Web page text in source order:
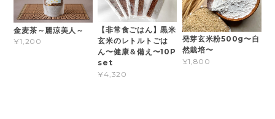
金麦茶～麗涼美人～
¥1,200
【非常食ごはん】黒米
玄米のレトルトごは
ん〜健康＆備え〜10P
set
¥4,320
発芽玄米粉500g〜自
然栽培〜
¥1,800